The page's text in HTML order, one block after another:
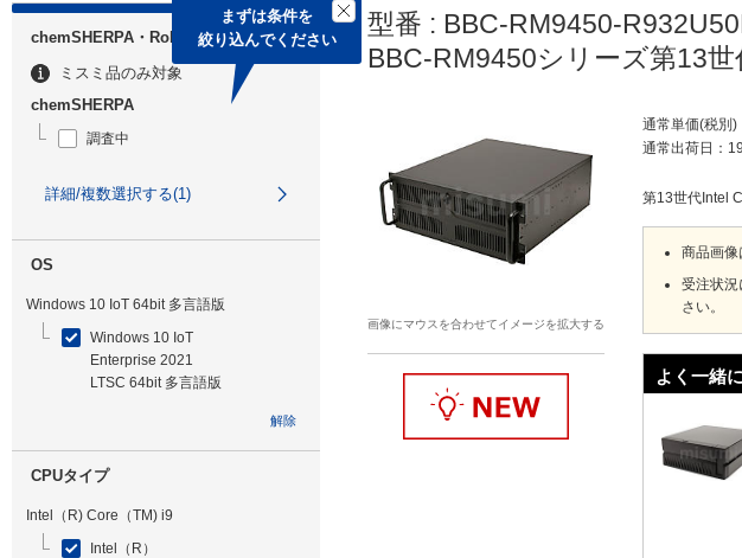
まずは条件を
絞り込んでください
chemSHERPA・RoHS
ミスミ品のみ対象
chemSHERPA
調査中
詳細/複数選択する(1)
OS
Windows 10 IoT 64bit 多言語版
Windows 10 IoT
Enterprise 2021
LTSC 64bit 多言語版
解除
CPUタイプ
Intel（R) Core（TM) i9
Intel（R）
型番 : BBC-RM9450-
BBC-RM9450シリーズ第13
画像にマウスを合わせてイメージを拡大する
通常単価(税別)
通常出荷日：
第13世代Intel
商品画像
受注状況
さい。
よく一緒